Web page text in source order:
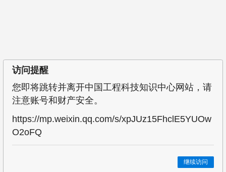
访问提醒
您即将跳转并离开中国工程科技知识中心网站，请
注意账号和财产安全。
https://mp.weixin.qq.com/s/xpJUz15FhclE5YUOw
O2oFQ
继续访问